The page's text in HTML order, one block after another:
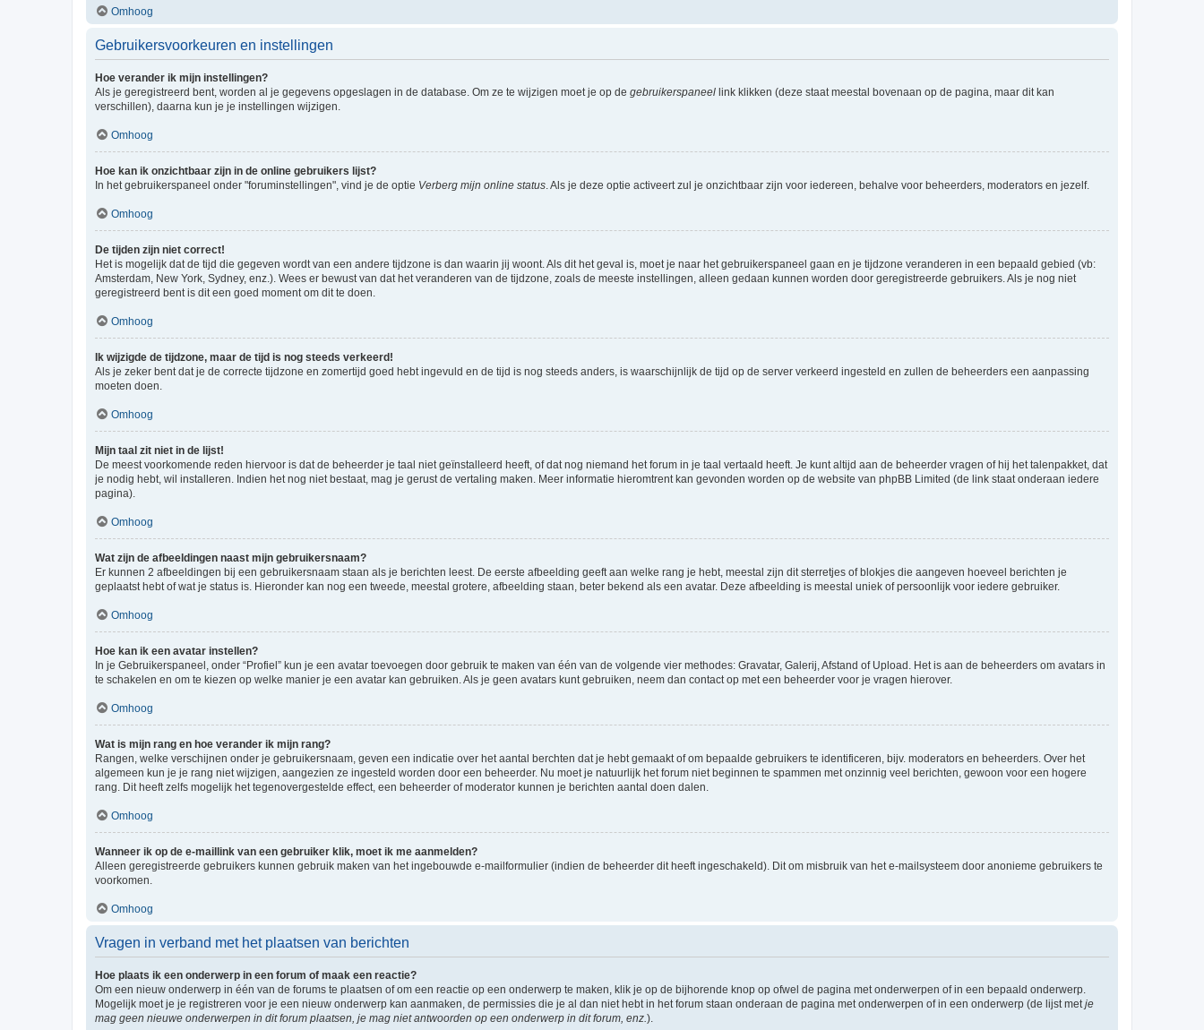
Omhoog
Gebruikersvoorkeuren en instellingen
Hoe verander ik mijn instellingen?
Als je geregistreerd bent, worden al je gegevens opgeslagen in de database. Om ze te wijzigen moet je op de gebruikerspaneel link klikken (deze staat meestal bovenaan op de pagina, maar dit kan
verschillen), daarna kun je je instellingen wijzigen.
Omhoog
Hoe kan ik onzichtbaar zijn in de online gebruikers lijst?
In het gebruikerspaneel onder "foruminstellingen", vind je de optie Verberg mijn online status. Als je deze optie activeert zul je onzichtbaar zijn voor iedereen, behalve voor beheerders, moderators en jezelf.
Omhoog
De tijden zijn niet correct!
Het is mogelijk dat de tijd die gegeven wordt van een andere tijdzone is dan waarin jij woont. Als dit het geval is, moet je naar het gebruikerspaneel gaan en je tijdzone veranderen in een bepaald gebied (vb:
Amsterdam, New York, Sydney, enz.). Wees er bewust van dat het veranderen van de tijdzone, zoals de meeste instellingen, alleen gedaan kunnen worden door geregistreerde gebruikers. Als je nog niet
geregistreerd bent is dit een goed moment om dit te doen.
Omhoog
Ik wijzigde de tijdzone, maar de tijd is nog steeds verkeerd!
Als je zeker bent dat je de correcte tijdzone en zomertijd goed hebt ingevuld en de tijd is nog steeds anders, is waarschijnlijk de tijd op de server verkeerd ingesteld en zullen de beheerders een aanpassing
moeten doen.
Omhoog
Mijn taal zit niet in de lijst!
De meest voorkomende reden hiervoor is dat de beheerder je taal niet geïnstalleerd heeft, of dat nog niemand het forum in je taal vertaald heeft. Je kunt altijd aan de beheerder vragen of hij het talenpakket, dat
je nodig hebt, wil installeren. Indien het nog niet bestaat, mag je gerust de vertaling maken. Meer informatie hieromtrent kan gevonden worden op de website van phpBB Limited (de link staat onderaan iedere
pagina).
Omhoog
Wat zijn de afbeeldingen naast mijn gebruikersnaam?
Er kunnen 2 afbeeldingen bij een gebruikersnaam staan als je berichten leest. De eerste afbeelding geeft aan welke rang je hebt, meestal zijn dit sterretjes of blokjes die aangeven hoeveel berichten je
geplaatst hebt of wat je status is. Hieronder kan nog een tweede, meestal grotere, afbeelding staan, beter bekend als een avatar. Deze afbeelding is meestal uniek of persoonlijk voor iedere gebruiker.
Omhoog
Hoe kan ik een avatar instellen?
In je Gebruikerspaneel, onder “Profiel” kun je een avatar toevoegen door gebruik te maken van één van de volgende vier methodes: Gravatar, Galerij, Afstand of Upload. Het is aan de beheerders om avatars in
te schakelen en om te kiezen op welke manier je een avatar kan gebruiken. Als je geen avatars kunt gebruiken, neem dan contact op met een beheerder voor je vragen hierover.
Omhoog
Wat is mijn rang en hoe verander ik mijn rang?
Rangen, welke verschijnen onder je gebruikersnaam, geven een indicatie over het aantal berchten dat je hebt gemaakt of om bepaalde gebruikers te identificeren, bijv. moderators en beheerders. Over het
algemeen kun je je rang niet wijzigen, aangezien ze ingesteld worden door een beheerder. Nu moet je natuurlijk het forum niet beginnen te spammen met onzinnig veel berichten, gewoon voor een hogere
rang. Dit heeft zelfs mogelijk het tegenovergestelde effect, een beheerder of moderator kunnen je berichten aantal doen dalen.
Omhoog
Wanneer ik op de e-maillink van een gebruiker klik, moet ik me aanmelden?
Alleen geregistreerde gebruikers kunnen gebruik maken van het ingebouwde e-mailformulier (indien de beheerder dit heeft ingeschakeld). Dit om misbruik van het e-mailsysteem door anonieme gebruikers te
voorkomen.
Omhoog
Vragen in verband met het plaatsen van berichten
Hoe plaats ik een onderwerp in een forum of maak een reactie?
Om een nieuw onderwerp in één van de forums te plaatsen of om een reactie op een onderwerp te maken, klik je op de bijhorende knop op ofwel de pagina met onderwerpen of in een bepaald onderwerp.
Mogelijk moet je je registreren voor je een nieuw onderwerp kan aanmaken, de permissies die je al dan niet hebt in het forum staan onderaan de pagina met onderwerpen of in een onderwerp (de lijst metje
mag geen nieuwe onderwerpen in dit forum plaatsen, je mag niet antwoorden op een onderwerp in dit forum, enz.).